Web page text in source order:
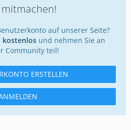
mitmachen!
auf unserer Seite?
kostenlosund nehmen Sie an
Community teil!
ERSTELLEN